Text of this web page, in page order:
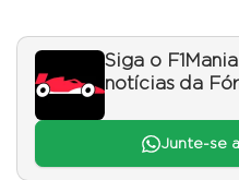
Siga o
notícias da
Junte-se